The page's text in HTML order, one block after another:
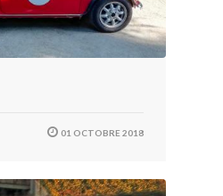
01 OCTOBRE 2018